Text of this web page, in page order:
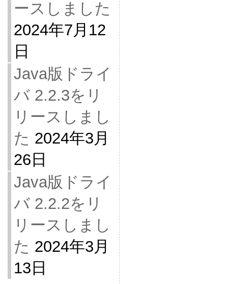
ースしました
2024年7月12
日
Java版ドライ
バ 2.2.3をリ
リースしまし
た 2024年3月
26日
Java版ドライ
バ 2.2.2をリ
リースしまし
た 2024年3月
13日